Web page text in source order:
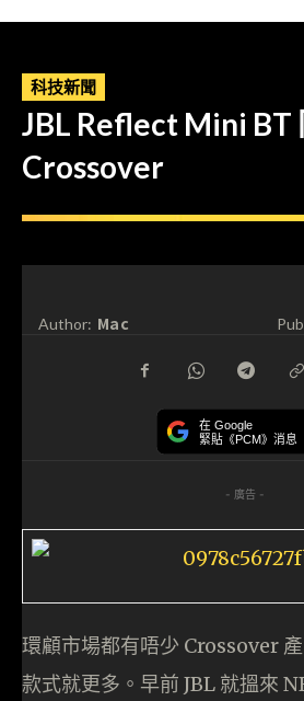
科技新聞
JBL Reflect Mini BT
Crossover
Author: Mac
在 Google
緊貼《PCM》消息
- 廣告 -
環顧市場都有唔少 Crossover
款式就更多。早前 JBL 就搵來